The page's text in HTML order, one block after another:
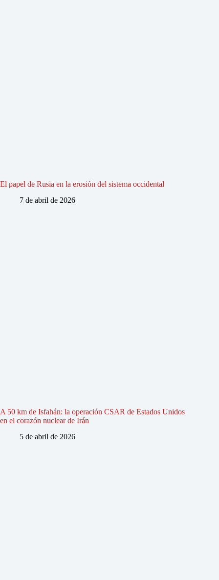
El papel de Rusia en la erosión del sistema occidental
7 de abril de 2026
A 50 km de Isfahán: la operación CSAR de Estados Unidos
en el corazón nuclear de Irán
5 de abril de 2026